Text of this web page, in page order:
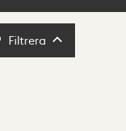
Filtrera Filtrera